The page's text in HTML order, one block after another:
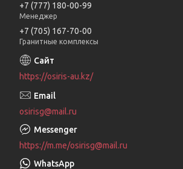
+7 (777) 180-00-99
Менеджер
+7 (705) 167-70-00
Гранитные комплексы
https://osiris-au.kz/
osirisg@mail.ru
https://m.me/osirisg@mail.ru